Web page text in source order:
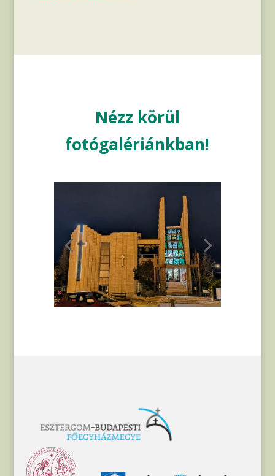
Nézz körül
fotógalériánkban!